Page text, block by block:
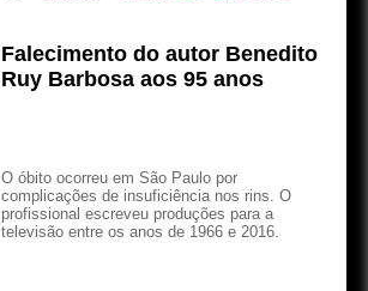
Falecimento do autor Benedito
Ruy Barbosa aos 95 anos
O óbito ocorreu em São Paulo por
complicações de insuficiência nos rins. O
profissional escreveu produções para a
televisão entre os anos de 1966 e 2016.